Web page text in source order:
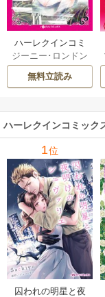
ハーレクインコミ
ックス セット 202
6年 vol.1064 1巻
ジーニー･ロンドン
橘花夜 / メアリ
ー･ライアンズ
ーガン/星合操/ア
ン･ウィール/ 津寺
里可子
無料立読み
ハーレクインコミック
1位
囚われの明星と夜